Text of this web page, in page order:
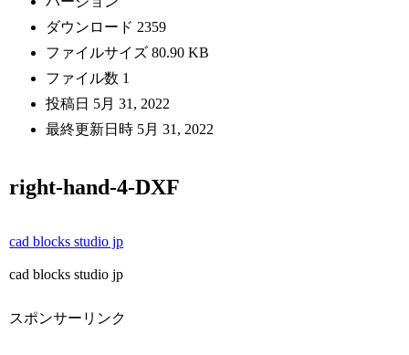
ダウンロード 2359
ファイルサイズ80.90 KB
ファイル数 1
投稿日 5月 31, 2022
最終更新日時 5月 31, 2022
right-hand-4-DXF
cad blocks studio jp
cad blocks studio jp
スポンサーリンク